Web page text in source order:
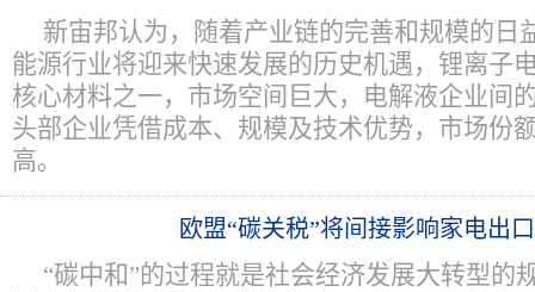
新宙邦认为，随着产业链的完善和规模的日
能源行业将迎来快速发展的历史机遇，锂离子
核心材料之一，市场空间巨大，电解液企业间
头部企业凭借成本、规模及技术优势，市场份
高。
欧盟“碳关税”将间接影响家电出口
“碳中和”的过程就是社会经济发展大转型的